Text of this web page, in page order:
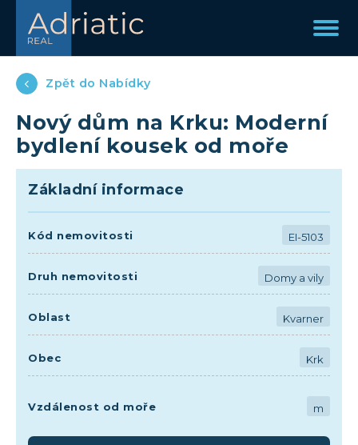
Zpět do Nabídky
Nový dům na Krku: Moderní
bydlení kousek od moře
Základní informace
Kód nemovitosti EI-5103
Druh nemovitosti Domy a vily
Oblast Kvarner
Obec Krk
Vzdálenost od moře m